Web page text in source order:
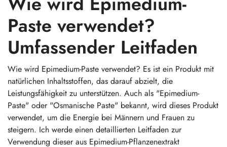
Paste verwendet?
Umfassender Leitfaden
Wie wird Epimedium-Paste verwendet? Es ist ein Produkt mit
natürlichen Inhaltsstoffen, das darauf abzielt, die
Leistungsfähigkeit zu unterstützen. Auch als "Epimedium-
Paste" oder "Osmanische Paste" bekannt, wird dieses Produkt
verwendet, um die Energie bei Männern und Frauen zu
steigern. Ich werde einen detaillierten Leitfaden zur
Verwendung dieser aus Epimedium-Pflanzenextrakt